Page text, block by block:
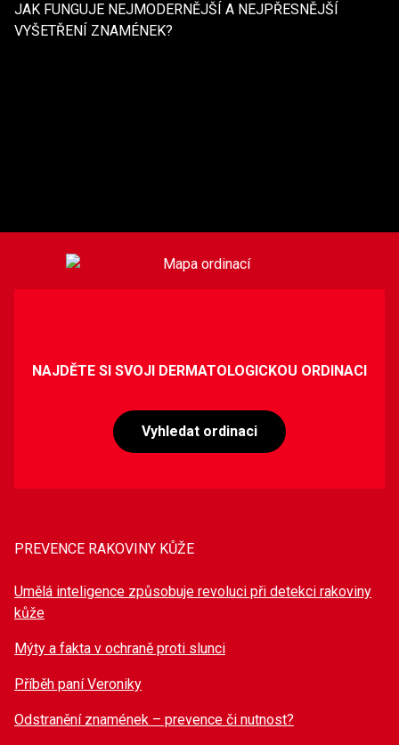
PREVENCE RAKOVINY KŮŽE
Umělá inteligence způsobuje revoluci při detekci rakoviny
kůže
Mýty a fakta v ochraně proti slunci
Příběh paní Veroniky
Odstranění znamének – prevence či nutnost?
NAJDĚTE SI SVOJI DERMATOLOGICKOU ORDINACI
Vyhledat ordinaci
JAK FUNGUJE NEJMODERNĚJŠÍ A NEJPŘESNĚJŠÍ
VYŠETŘENÍ ZNAMÉNEK?